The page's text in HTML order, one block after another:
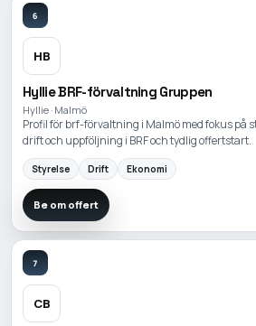
6
HB
Hyllie BRF-förvaltning Gruppen
Hyllie · Malmö
Profil för brf-förvaltning i Malmö med fokus på
drift och uppföljning i BRF och tydlig offertstart.
Styrelse Drift Ekonomi
Be om offert
7
CB